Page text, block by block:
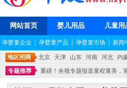
网站首页 婴儿用品 儿童用
孕婴童企业 ┆ 孕婴童产品 ┆ 孕婴童市场 ┆ 新闻
地区招商 北京 天津 山东 河南 河北 内
专题推荐
重磅！央视专题报道童程童美，
不能再单纯地销售产品,而要向增强服务转型,